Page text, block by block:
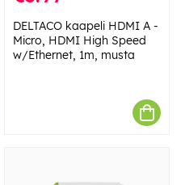
DELTACO kaapeli HDMI A -
Micro, HDMI High Speed
w/Ethernet, 1m, musta